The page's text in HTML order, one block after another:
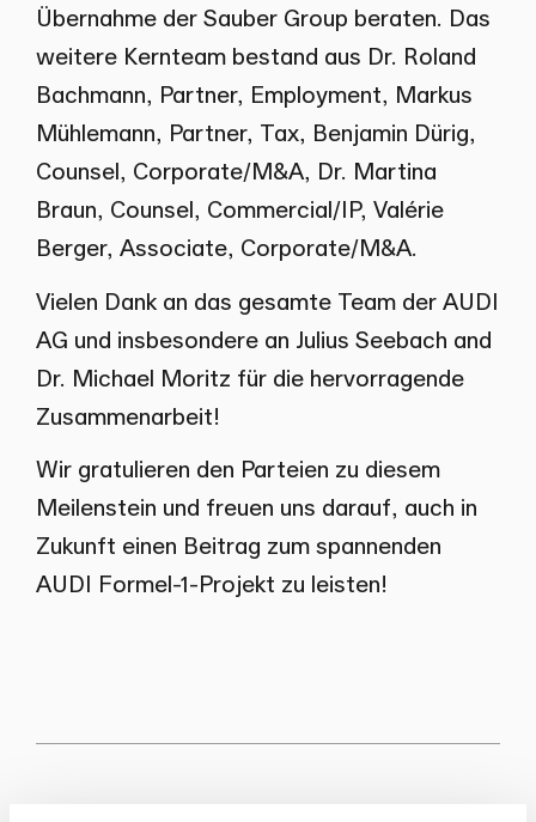
Übernahme der Sauber Group beraten. Das
weitere Kernteam bestand aus Dr. Roland
Bachmann, Partner, Employment, Markus
Mühlemann, Partner, Tax, Benjamin Dürig,
Counsel, Corporate/M&A, Dr. Martina
Braun, Counsel, Commercial/IP, Valérie
Berger, Associate, Corporate/M&A.
Vielen Dank an das gesamte Team der AUDI
AG und insbesondere an Julius Seebach and
Dr. Michael Moritz für die hervorragende
Zusammenarbeit!
Wir gratulieren den Parteien zu diesem
Meilenstein und freuen uns darauf, auch in
Zukunft einen Beitrag zum spannenden
AUDI Formel-1-Projekt zu leisten!